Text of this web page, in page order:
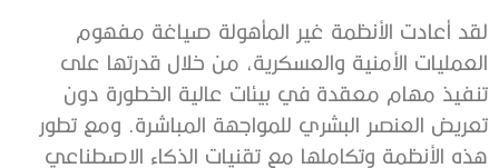
لقد أعادت الأنظمة غير المأهولة صياغة مفهوم
العمليات الأمنية والعسكرية، من خلال قدرتها على
تنفيذ مهام معقدة في بيئات عالية الخطورة دون
تعريض العنصر البشري للمواجهة المباشرة. ومع تطور
هذه الأنظمة وتكاملها مع تقنيات الذكاء الاصطناعي